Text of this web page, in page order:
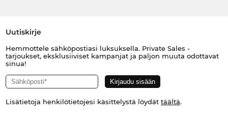
Uutiskirje
Hemmottele sähköpostiasi luksuksella. Private Sales -
tarjoukset, eksklusiiviset kampanjat ja paljon muuta odottavat
sinua!
Lisätietoja henkilötietojesi käsittelystä löydät täältä.